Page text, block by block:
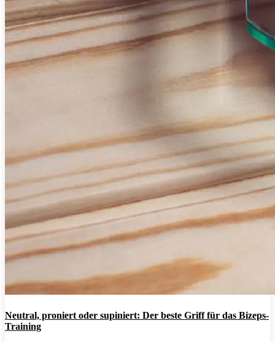
Neutral, proniert oder supiniert: Der beste Griff für das Bizeps-
Training